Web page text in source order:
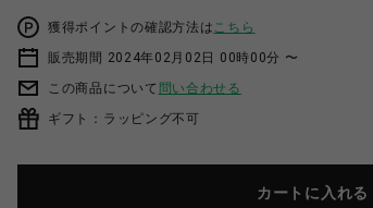
獲得ポイントの確認方法はこちら
販売期間 2024年02月02日 00時00分 〜
この商品について 問い合わせる
ギフト：ラッピング不可
カートに入れる